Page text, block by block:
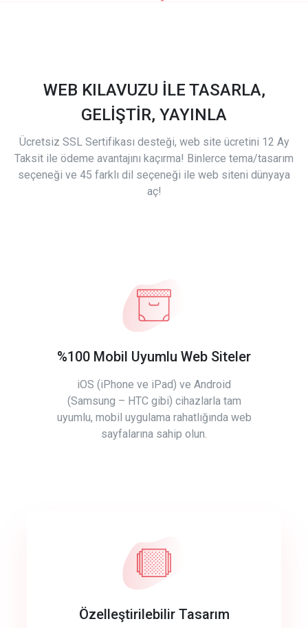
WEB KILAVUZU İLE TASARLA,
GELİŞTİR, YAYINLA
Ücretsiz SSL Sertifikası desteği, web site ücretini 12 Ay
Taksit ile ödeme avantajını kaçırma! Binlerce tema/tasarım
seçeneği ve 45 farklı dil seçeneği ile web siteni dünyaya
aç!
%100 Mobil Uyumlu Web Siteler
iOS (iPhone ve iPad) ve Android
(Samsung – HTC gibi) cihazlarla tam
uyumlu, mobil uygulama rahatlığında web
sayfalarına sahip olun.
Özelleştirilebilir Tasarım